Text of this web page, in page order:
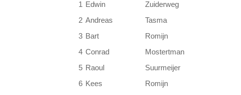
1 Edwin Zuiderweg
2 Andreas Tasma
3 Bart Romijn
4 Conrad Mostertman
5 Raoul Suurmeijer
6 Kees Romijn